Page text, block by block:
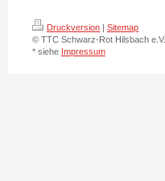
Druckversion | Sitemap
© TTC Schwarz-Rot Hilsbach e.V.
* siehe Impressum